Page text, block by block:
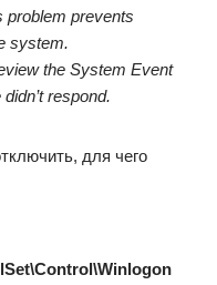
problem prevents
system.
the System Event
respond.
для чего